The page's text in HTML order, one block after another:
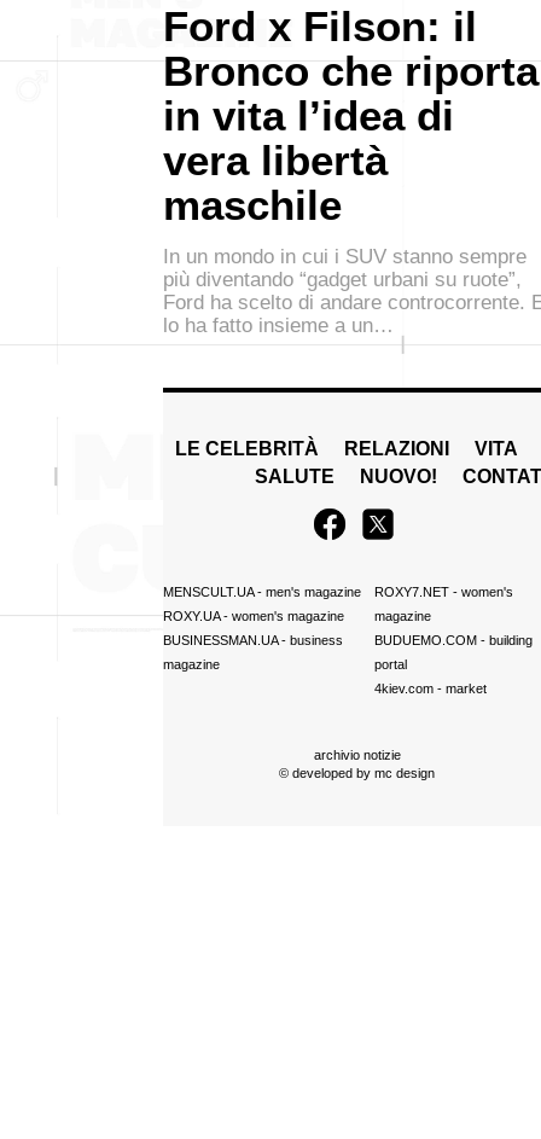
Ford x Filson: il
Bronco che riporta
in vita l’idea di
vera libertà
maschile
In un mondo in cui i SUV stanno sempre
più diventando “gadget urbani su ruote”,
Ford ha scelto di andare controcorrente.
lo ha fatto insieme a un…
LE CELEBRITÀ RELAZIONI
VITA
SALUTE
NUOVO!
MENSCULT.UA- men's magazine
ROXY.UA- women's magazine
BUSINESSMAN.UA- business
magazine
ROXY7.NET- women's
magazine
BUDUEMO.COM- building
portal
4kiev.com- market
archivio notizie
© developed by mc design